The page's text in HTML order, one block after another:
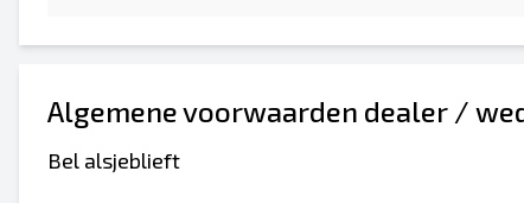
Algemene voorwaarden dealer /
Bel alsjeblieft